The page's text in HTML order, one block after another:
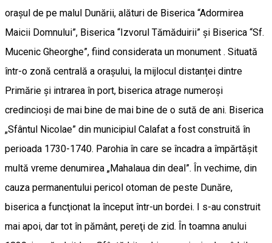
orașul de pe malul Dunării, alături de Biserica “Adormirea
Maicii Domnului”, Biserica “Izvorul Tămăduirii” și Biserica “Sf.
Mucenic Gheorghe”, fiind considerata un monument . Situată
într-o zonă centrală a orașului, la mijlocul distanței dintre
Primărie și intrarea în port, biserica atrage numeroși
credincioși de mai bine de mai bine de o sută de ani. Biserica
„Sfântul Nicolae” din municipiul Calafat a fost construită în
perioada 1730-1740. Parohia în care se încadra a împărtăşit
multă vreme denumirea „Mahalaua din deal”. În vechime, din
cauza permanentului pericol otoman de peste Dunăre,
biserica a funcţionat la început într-un bordei. I s-au construit
mai apoi, dar tot în pământ, pereţi de zid. În toamna anului